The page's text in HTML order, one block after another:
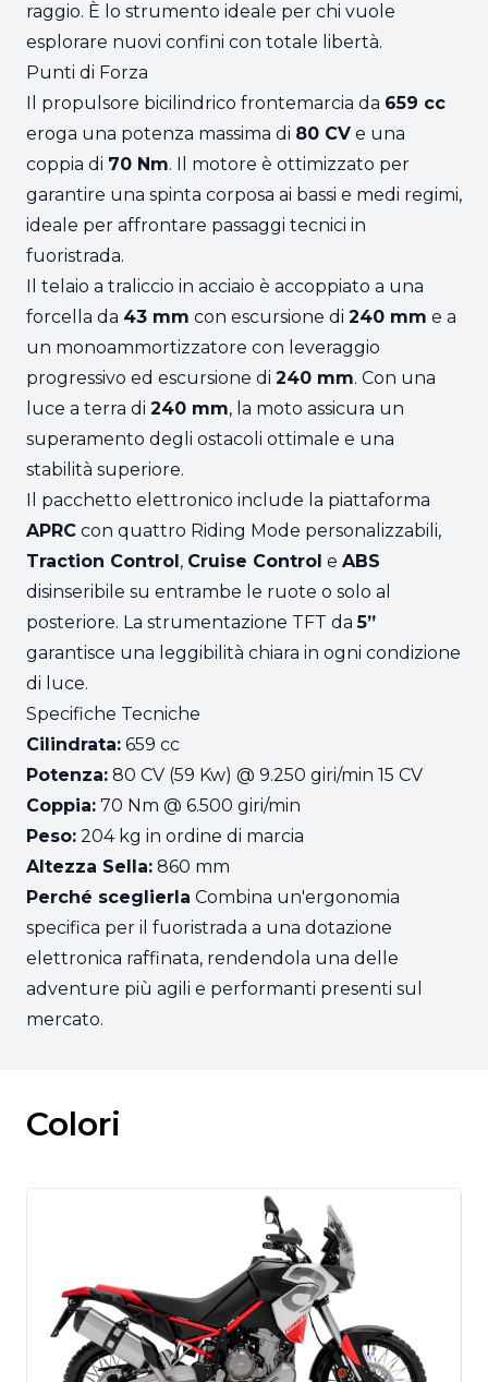
raggio. È lo strumento ideale per chi vuole
esplorare nuovi confini con totale libertà.
Punti di Forza
Il propulsore bicilindrico frontemarcia da 659 cc
eroga una potenza massima di 80 CV e una
coppia di 70 Nm. Il motore è ottimizzato per
garantire una spinta corposa ai bassi e medi regimi,
ideale per affrontare passaggi tecnici in
fuoristrada.
Il telaio a traliccio in acciaio è accoppiato a una
forcella da 43 mm con escursione di 240 mm e a
un monoammortizzatore con leveraggio
progressivo ed escursione di 240 mm. Con una
luce a terra di 240 mm, la moto assicura un
superamento degli ostacoli ottimale e una
stabilità superiore.
Il pacchetto elettronico include la piattaforma
APRC con quattro Riding Mode personalizzabili,
Traction Control, Cruise Control e ABS
disinseribile su entrambe le ruote o solo al
posteriore. La strumentazione TFT da5”
garantisce una leggibilità chiara in ogni condizione
di luce.
Specifiche Tecniche
Cilindrata: 659 cc
Potenza: 80 CV (59 Kw) @ 9.250 giri/min 15 CV
Coppia: 70 Nm @ 6.500 giri/min
Peso: 204 kg in ordine di marcia
Altezza Sella: 860 mm
Perché sceglierla Combina un'ergonomia
specifica per il fuoristrada a una dotazione
elettronica raffinata, rendendola una delle
adventure più agili e performanti presenti sul
mercato.
Colori